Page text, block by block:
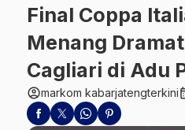
Final Coppa
Menang
Cagliari di Adu
account_circlemarkom kabarjatengterkini